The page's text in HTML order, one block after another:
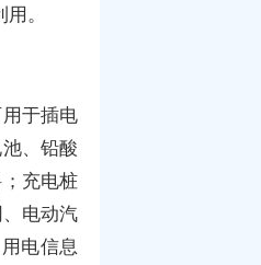
。
于插电
、铅酸
充电桩
电动汽
电信息